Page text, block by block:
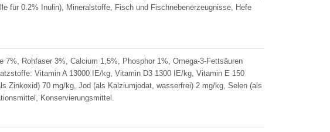
für 0.2% Inulin), Mineralstoffe, Fisch und Fischnebenerzeugnisse, Hefe
Rohfaser 3%, Calcium 1,5%, Phosphor 1%, Omega-3-Fettsäuren
Vitamin A 13000 IE/kg, Vitamin D3 1300 IE/kg, Vitamin E 150
Zinkoxid) 70 mg/kg, Jod (als Kalziumjodat, wasserfrei) 2 mg/kg, Selen (als
Konservierungsmittel.